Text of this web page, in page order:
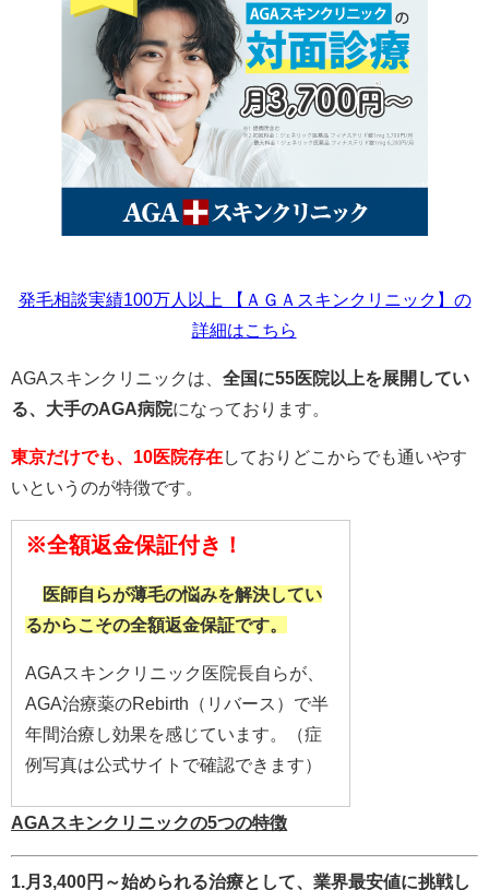
発毛相談実績100万人以上 【ＡＧＡスキンクリニック】の
詳細はこちら
AGAスキンクリニックは、 全国に55医院以上を展開してい
る、大手のAGA病院になっております。
東京だけでも、10医院存在しておりどこからでも通いやす
いというのが特徴です。
※全額返金保証付き！
医師自らが薄毛の悩みを解決してい
るからこその全額返金保証です。
AGAスキンクリニック医院長自らが、
AGA治療薬のRebirth（リバース）で半
年間治療し効果を感じています。（症
例写真は公式サイトで確認できます）
AGAスキンクリニックの5つの特徴
1.月3,400円～始められる治療として、業界最安値に挑戦し